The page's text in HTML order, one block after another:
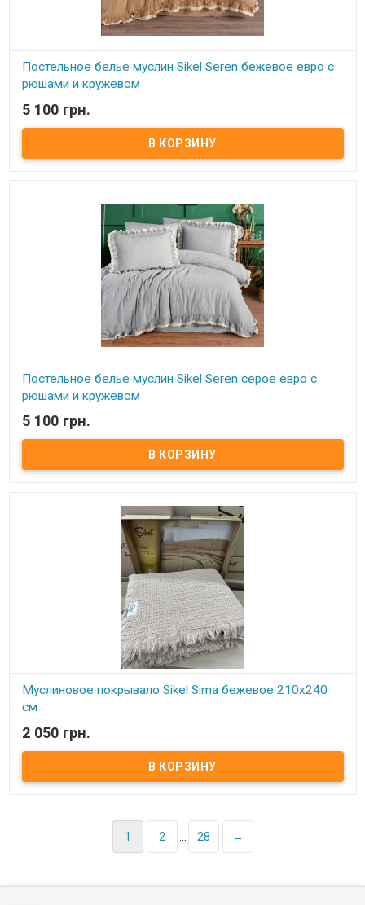
Постельное белье муслин Sikel Seren бежевое евро с
рюшами и кружевом
В наличии
Постельное белье муслин Sikel Seren евро с рюшами и
натуральным кружевом Пододеяльник: 200x220 см - муслин
Простынь: 240x260 см -вареный хлопок Наволочки: 50x70 см - 2
тепловой и влажной обработке, в результате чего происходит ее
усадка с приобретением слегка жатого эффекта. Этот метод
обработки ткани еще называют "стирка с камнями" (stone wash).
Ткань прочная и легкая, не садится, не деформируется и не
5 100 грн.
Постельное белье муслин Sikel Seren серое евро с
рюшами и кружевом
В наличии
Постельное белье муслин Sikel Seren евро с рюшами и
натуральным кружевом Пододеяльник: 200x220 см - муслин
Простынь: 240x260 см -вареный хлопок Наволочки: 50x70 см - 2
Sikel (Турция). Ткань еще на производстве подвергается сильной
тепловой и влажной обработке, в результате чего происходит ее
усадка с приобретением слегка жатого эффекта. Этот метод
обработки ткани еще называют "стирка с камнями" (stone wash).
Ткань прочная и легкая, не садится, не деформируется и не
5 100 грн.
Муслиновое покрывало Sikel Sima бежевое 210x240
см
В наличии
Муслиновое покрывало Sikel Sima Kahve 210x240 см Размер:
210x240 см Ткань: муслин, 100% хлопок. Производитель: Турция.
Торговая марка: Sikel (Турция).
2 050 грн.
1 2 28 →